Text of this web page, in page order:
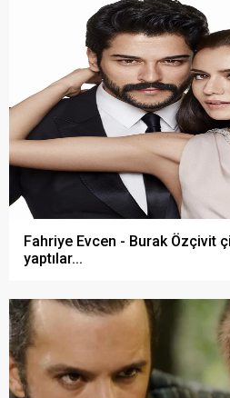
Fahriye Evcen - Burak Özçivit
yaptılar...